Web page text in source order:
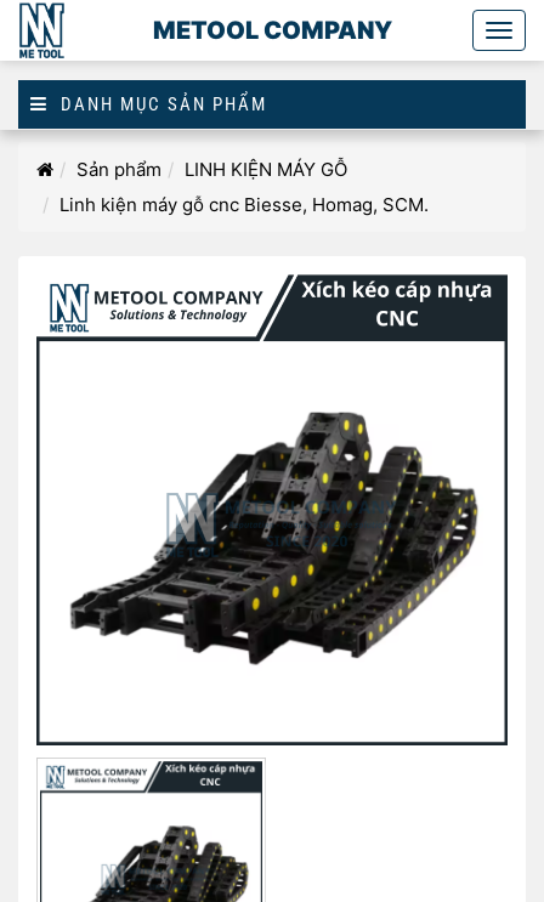
METOOL COMPANY
DANH MỤC SẢN PHẨM
Homepage
Sản phẩm
LINH KIỆN MÁY GỖ
Linh kiện máy gỗ cnc Biesse, Homag, SCM.